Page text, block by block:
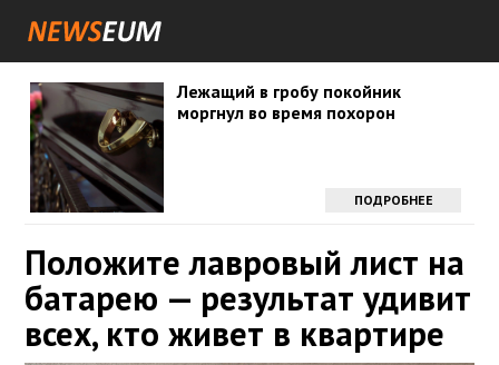
Лежащий в гробу покойник
моргнул во время похорон
ПОДРОБНЕЕ
Положите лавровый лист на
батарею — результат удивит
всех, кто живет в квартире